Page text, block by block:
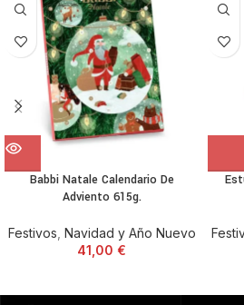
Babbi Natale Calendario De
Adviento 615g.
Festivos Navidad y Año Nuevo
41,00 €